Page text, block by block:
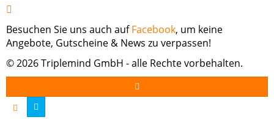
Besuchen Sie uns auch aufFacebook, um keine
Angebote, Gutscheine & News zu verpassen!
© 2026 Triplemind GmbH - alle Rechte vorbehalten.